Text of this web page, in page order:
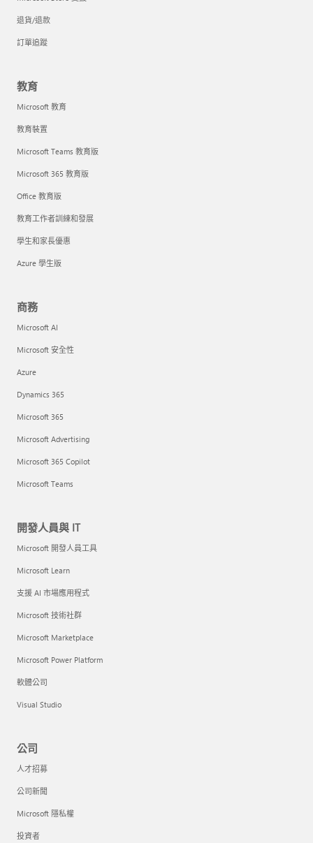
退貨/退款
訂單追蹤
教育
Microsoft 教育
教育裝置
Microsoft Teams 教育版
Microsoft 365 教育版
Office 教育版
教育工作者訓練和發展
學生和家長優惠
Azure 學生版
商務
Microsoft AI
Microsoft 安全性
Azure
Dynamics 365
Microsoft 365
Microsoft Advertising
Microsoft 365 Copilot
Microsoft Teams
開發人員與 IT
Microsoft 開發人員工具
Microsoft Learn
支援 AI 市場應用程式
Microsoft 技術社群
Microsoft Marketplace
Microsoft Power Platform
軟體公司
Visual Studio
公司
人才招募
公司新聞
Microsoft 隱私權
投資者